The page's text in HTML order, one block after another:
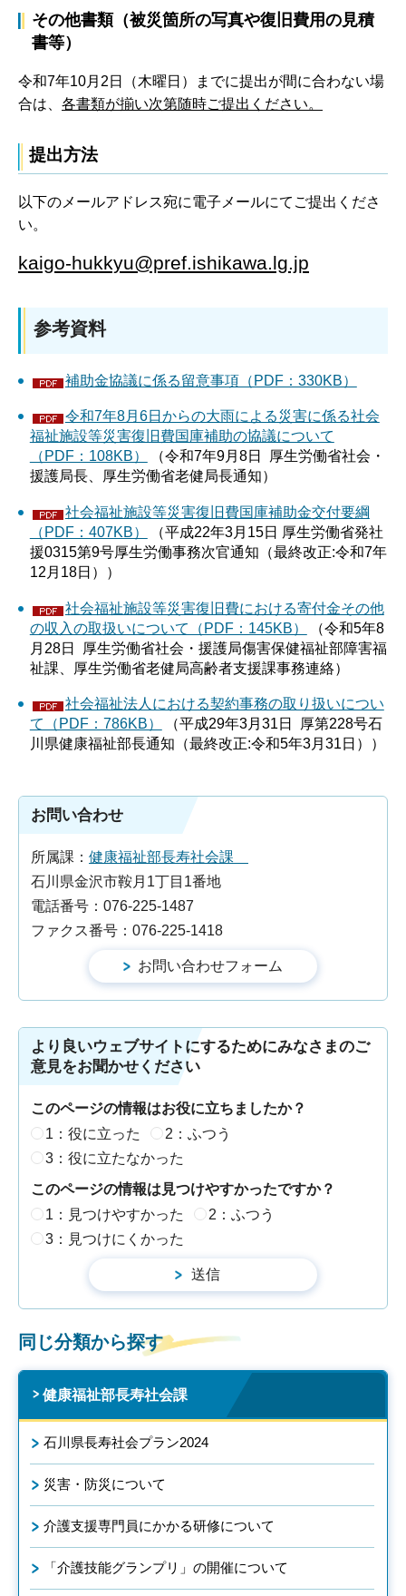
その他書類（被災箇所の写真や復旧費用の見積
書等）
令和7年10月2日（木曜日）までに提出が間に合わない場
合は、 各書類が揃い次第随時ご提出ください。
提出方法
以下のメールアドレス宛に電子メールにてご提出くださ
い。
kaigo-hukkyu@pref.ishikawa.lg.jp
参考資料
補助金協議に係る留意事項（PDF：330KB）
令和7年8月6日からの大雨による災害に係る社会
福祉施設等災害復旧費国庫補助の協議について
（PDF：108KB）
（令和7年9月8日 厚生労働省社会・
援護局長、厚生労働省老健局長通知）
社会福祉施設等災害復旧費国庫補助金交付要綱
（PDF：407KB）
（平成22年3月15日 厚生労働省発社
援0315第9号厚生労働事務次官通知（最終改正:令和7年
12月18日））
社会福祉施設等災害復旧費における寄付金その他
の収入の取扱いについて（PDF：145KB）
（令和5年8
月28日 厚生労働省社会・援護局傷害保健福祉部障害福
祉課、厚生労働省老健局高齢者支援課事務連絡）
社会福祉法人における契約事務の取り扱いについ
て（PDF：786KB）
（平成29年3月31日 厚第228号石
川県健康福祉部長通知（最終改正:令和5年3月31日））
お問い合わせ
所属課： 健康福祉部長寿社会課
石川県金沢市鞍月1丁目1番地
電話番号：076-225-1487
ファクス番号：076-225-1418
より良いウェブサイトにするためにみなさまのご
意見をお聞かせください
このページの情報はお役に立ちましたか？
1：役に立った
2：ふつう
3：役に立たなかった
このページの情報は見つけやすかったですか？
1：見つけやすかった
2：ふつう
3：見つけにくかった
同じ分類から探す
健康福祉部長寿社会課
石川県長寿社会プラン2024
災害・防災について
介護支援専門員にかかる研修について
「介護技能グランプリ」の開催について